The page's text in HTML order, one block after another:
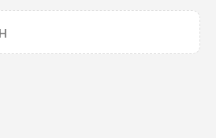
выпустил клип с красивой
песню